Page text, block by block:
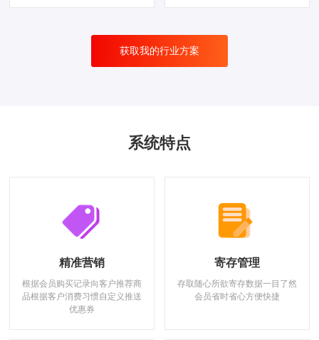
获取我的行业方案
系统特点
精准营销
根据会员购买记录向客户推荐商
品根据客户消费习惯自定义推送
优惠券
寄存管理
存取随心所欲寄存数据一目了然
会员省时省心方便快捷